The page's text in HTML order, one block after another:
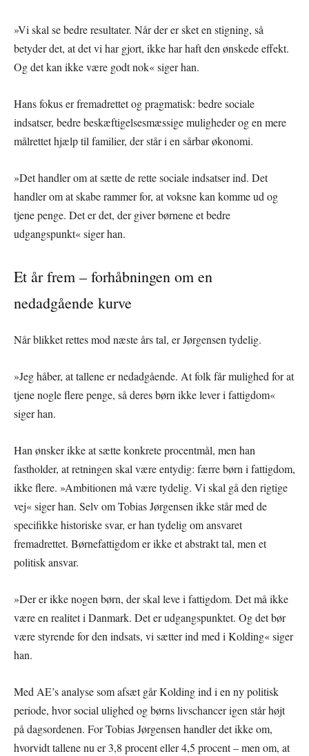
»Vi skal se bedre resultater. Når der er sket en stigning, så
betyder det, at det vi har gjort, ikke har haft den ønskede effekt.
Og det kan ikke være godt nok« siger han.
Hans fokus er fremadrettet og pragmatisk: bedre sociale
indsatser, bedre beskæftigelsesmæssige muligheder og en mere
målrettet hjælp til familier, der står i en sårbar økonomi.
»Det handler om at sætte de rette sociale indsatser ind. Det
handler om at skabe rammer for, at voksne kan komme ud og
tjene penge. Det er det, der giver børnene et bedre
udgangspunkt« siger han.
Et år frem – forhåbningen om en
nedadgående kurve
Når blikket rettes mod næste års tal, er Jørgensen tydelig.
»Jeg håber, at tallene er nedadgående. At folk får mulighed for at
tjene nogle flere penge, så deres børn ikke lever i fattigdom«
siger han.
Han ønsker ikke at sætte konkrete procentmål, men han
fastholder, at retningen skal være entydig: færre børn i fattigdom,
ikke flere. »Ambitionen må være tydelig. Vi skal gå den rigtige
vej« siger han. Selv om Tobias Jørgensen ikke står med de
specifikke historiske svar, er han tydelig om ansvaret
fremadrettet. Børnefattigdom er ikke et abstrakt tal, men et
politisk ansvar.
»Der er ikke nogen børn, der skal leve i fattigdom. Det må ikke
være en realitet i Danmark. Det er udgangspunktet. Og det bør
være styrende for den indsats, vi sætter ind med i Kolding« siger
han.
Med AE’s analyse som afsæt går Kolding ind i en ny politisk
periode, hvor social ulighed og børns livschancer igen står højt
på dagsordenen. For Tobias Jørgensen handler det ikke om,
hvorvidt tallene nu er 3,8 procent eller 4,5 procent – men om, at